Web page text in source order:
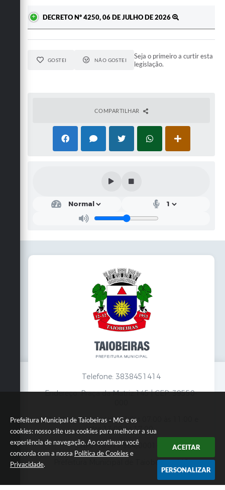
Prefeitura Municipal de Taiobeiras - MG e os
cookies: nosso site usa cookies para melhorar a sua
experiência de navegação. Ao continuar você
concorda com a nossa Política de Cookies e
Privacidade.
ACEITAR
PERSONALIZAR
DECRETO Nº 4250, 06 DE JULHO DE 2026
GOSTEI NÃO GOSTEI
Seja o primeiro a curtir esta
legislação.
COMPARTILHAR
Telefone: 3838451414
Endereço: Praça da Matriz,145 | CEP: 39550-
Atendimento presencial das 07:00 às 11:00 e
das 13:00 às 17:00
CNPJ: 18.017.384/0001-10
Prefeitura Municipal de Taiobeiras - MG